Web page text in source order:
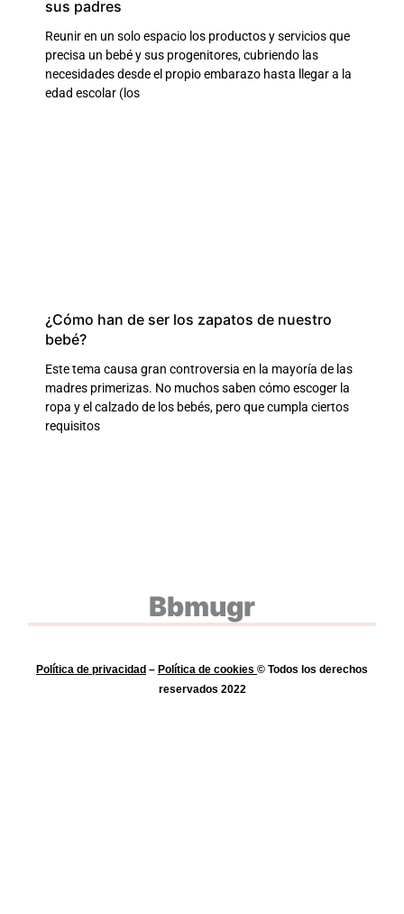
sus padres
Reunir en un solo espacio los productos y servicios que
precisa un bebé y sus progenitores, cubriendo las
necesidades desde el propio embarazo hasta llegar a la
edad escolar (los
¿Cómo han de ser los zapatos de nuestro
bebé?
Este tema causa gran controversia en la mayoría de las
madres primerizas. No muchos saben cómo escoger la
ropa y el calzado de los bebés, pero que cumpla ciertos
requisitos
Bbmugr
Política de privacidad – Política de cookies © Todos los derechos
reservados 2022